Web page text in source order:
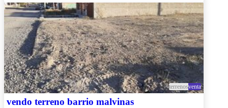
terrenosventa
vendo terreno barrio malvinas